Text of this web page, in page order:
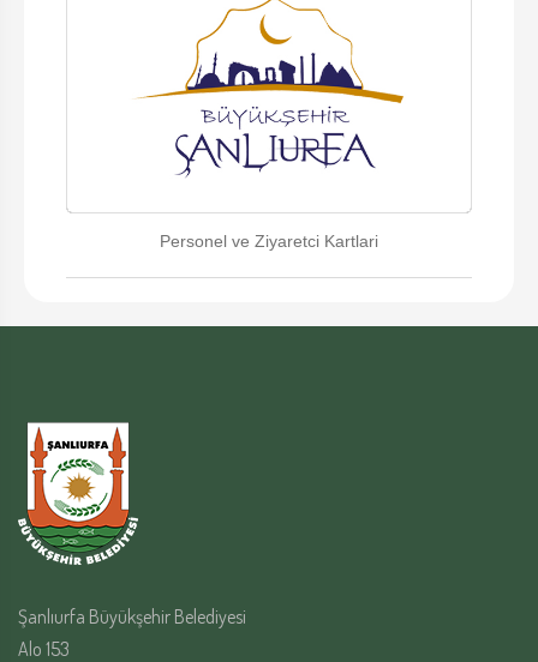
Personel ve Ziyaretci Kartlari
Şanlıurfa Büyükşehir Belediyesi
Alo 153